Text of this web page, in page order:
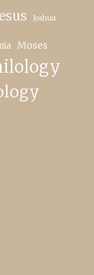
Joshua
Moses